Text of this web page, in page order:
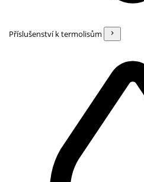
Příslušenství k termolisům